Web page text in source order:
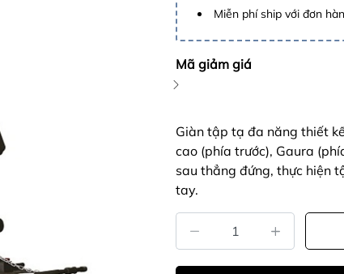
Miễn phí ship với đơn
Mã giảm giá
Giàn tập tạ đa năng thiết
cao (phía trước), Gaura
sau thẳng đứng, thực hiện
tay.